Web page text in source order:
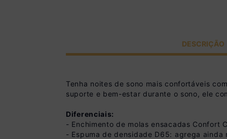
DESCRIÇÃO
Tenha noites de sono mais confortáveis
suporte e bem-estar durante o sono, ele
Diferenciais:
- Enchimento de molas ensacadas Confort
- Espuma de densidade D65: agrega ainda